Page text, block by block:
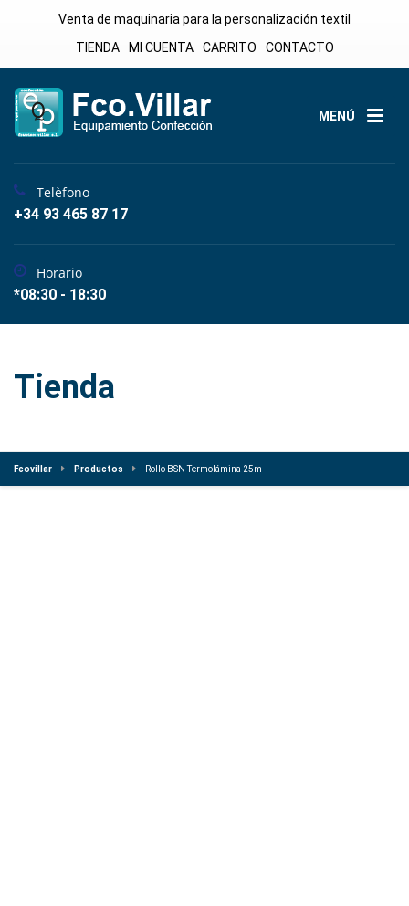
Venta de maquinaria para la personalización textil
TIENDA
MI CUENTA CARRITO CONTACTO
MENÚ
Telèfono
+34 93 465 87 17
Horario
*08:30 - 18:30
Tienda
Fcovillar Productos Rollo BSN Termolámina 25m